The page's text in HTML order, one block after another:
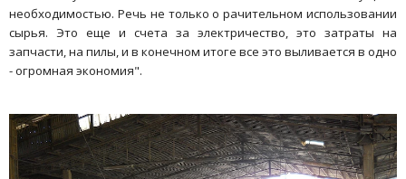
необходимостью. Речь не только о рачительном использовании
сырья. Это еще и счета за электричество, это затраты на
запчасти, на пилы, и в конечном итоге все это выливается в одно
- огромная экономия".